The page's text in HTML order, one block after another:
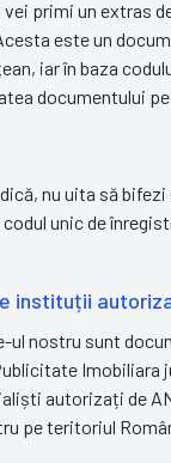
primi un extras
este un
iar în baza
documentului
nu uita să
unic de
instituții
ul nostru sunt
Imobiliara
autorizați de
pe teritoriul